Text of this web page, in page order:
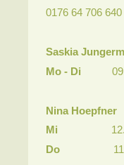
0176 64 706 640
Saskia
Mo - Di
Nina Hoepfner
Mi
Do